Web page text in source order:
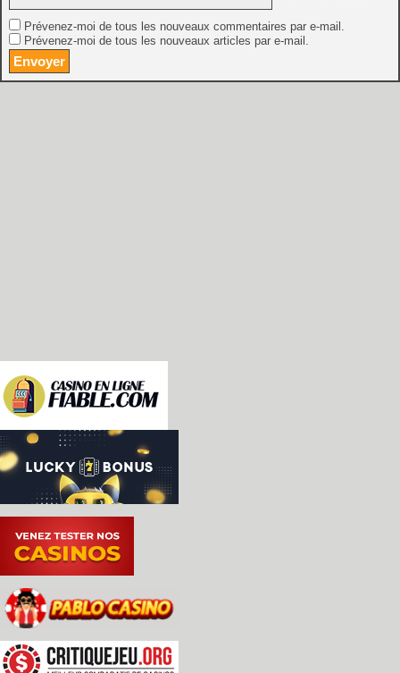
Prévenez-moi de tous les nouveaux commentaires par e-mail.
Prévenez-moi de tous les nouveaux articles par e-mail.